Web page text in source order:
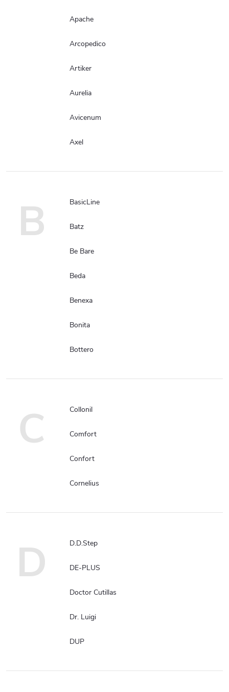
Apache
Arcopedico
Artiker
Aurelia
Avicenum
Axel
B BasicLine
Batz
Be Bare
Beda
Benexa
Bonita
Bottero
C Collonil
Comfort
Confort
Cornelius
D D.D.Step
DE-PLUS
Doctor Cutillas
Dr. Luigi
DUP